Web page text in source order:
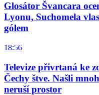
Glosátor Švancara
Lyonu, Suchomela
gólem
18:56
Televize přivrtaná ke
Čechy štve. Našli
neruší prostor